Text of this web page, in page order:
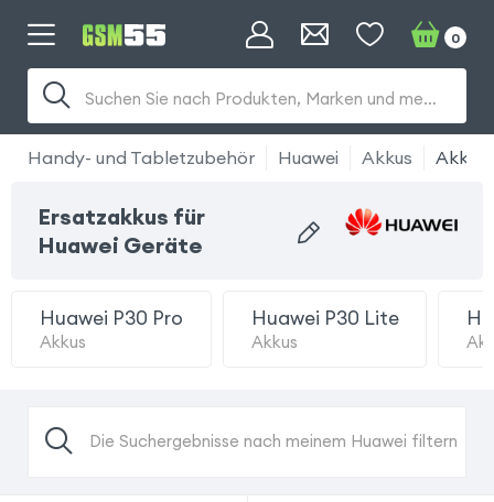
Suchen Sie nach Produkten, Marken und mehr...
0
Handy- und Tabletzubehör Huawei Akkus Akkus
Ersatzakkus für
Huawei Geräte
Huawei P30 Pro
Akkus
Huawei P30 Lite
Akkus
Die Suchergebnisse nach meinem Huawei filtern